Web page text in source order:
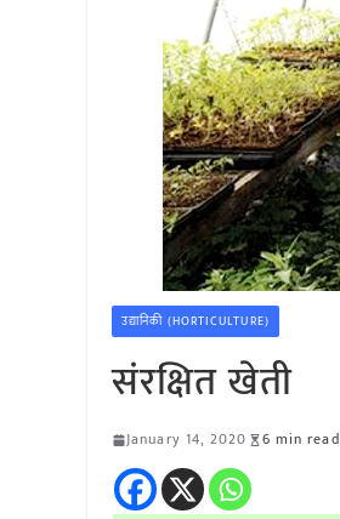
उद्यानिकी (HORTICULTURE)
संरक्षित खेती
January 14, 2020 6 min read